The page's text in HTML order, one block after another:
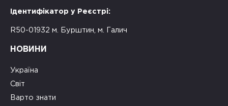
Ідентифікатор у Реєстрі:
R50-01932 м. Бурштин, м. Галич
НОВИНИ
Україна
Світ
Варто знати